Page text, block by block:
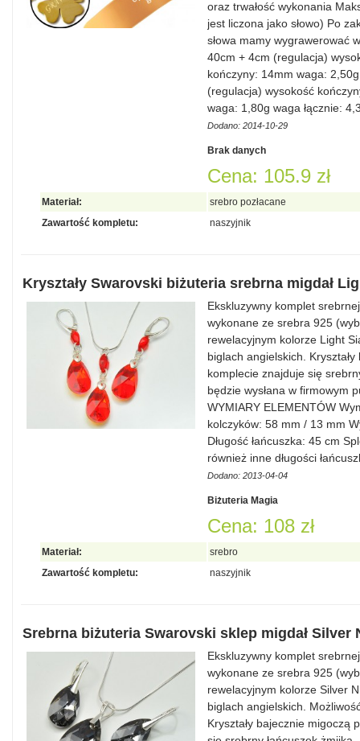
oraz trwałość wykonania
jest liczona jako słowo) Po
słowa mamy wygrawerować
40cm + 4cm (regulacja)
kończyny: 14mm waga:
(regulacja) wysokość
waga: 1,80g waga łącznie:
Dodano: 2014-10-29
Brak danych
Cena: 105.9 zł
Materiał:
srebro pozłacane
Zawartość kompletu:
naszyjnik
Kryształy Swarovski biżuteria srebrna migdał
Ekskluzywny komplet
wykonane ze srebra 925
rewelacyjnym kolorze Light
biglach angielskich.
komplecie znajduje się
będzie wysłana w firmowym
WYMIARY ELEMENTÓW
kolczyków: 58 mm / 13 mm
Długość łańcuszka: 45 cm
również inne długości
Dodano: 2013-04-04
Biżuteria Magia
Cena: 108 zł
Materiał:
srebro
Zawartość kompletu:
naszyjnik
Srebrna biżuteria Swarovski sklep migdał Silver
Ekskluzywny komplet
wykonane ze srebra 925
rewelacyjnym kolorze Silver
biglach angielskich.
Kryształy bajecznie migoczą